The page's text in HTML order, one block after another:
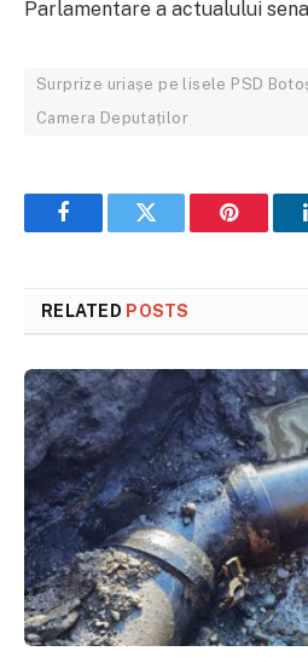
Parlamentare a actualului
Surprize uriașe pe lisele PSD
Camera Deputaților
FacebookTwitter Pinterest
RELATED POSTS